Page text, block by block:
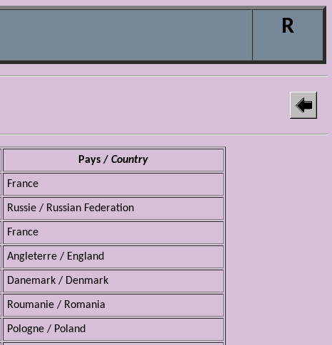
R
Pays / Country
France
Russie / Russian Federation
France
Angleterre / England
Danemark / Denmark
Roumanie / Romania
Pologne / Poland